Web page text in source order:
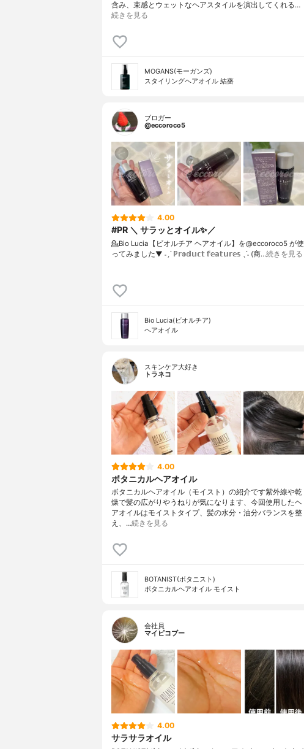
含み、束感とウェットなヘアスタイルを演出してくれる…
続きを見る
MOGANS(モーガンズ)
スタイリングヘアオイル 結薔
ブロガー
@eccoroco5
4.00
#PR ＼ サラッとオイル✨／
💁Bio Lucia【ビオルチア ヘアオイル】を@eccoroco5 が使
ってみました⁡⁡⁡⁡▼⁡⁡ ˗ˏˋ ℙ𝕣𝕠𝕕𝕦𝕔𝕥 𝕗𝕖𝕒𝕥𝕦𝕣𝕖𝕤 ˎˊ˗ (商…続きを見る
Bio Lucia(ビオルチア)
ヘアオイル
スキンケア大好き
トラネコ
4.00
ボタニカルヘアオイル
ボタニカルヘアオイル（モイスト）の紹介です紫外線や乾
燥で髪の広がりやうねりが気になります、今回使用したヘ
アオイルはモイストタイプ、髪の水分・油分バランスを整
え、…続きを見る
BOTANIST(ボタニスト)
ボタニカルヘアオイル モイスト
会社員
マイピコブー
4.00
サラサラオイル